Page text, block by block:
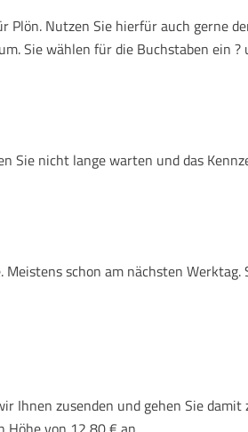
Nutzen Sie hierfür auch gerne
Sie wählen für die Buchstaben ein
Sie nicht lange warten und das
schon am nächsten
Ihnen zusenden und gehen Sie